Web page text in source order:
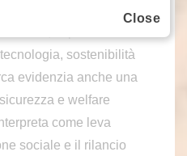
sostenibilità
evidenzia anche una
e welfare
come leva
sociale e il rilancio
Close